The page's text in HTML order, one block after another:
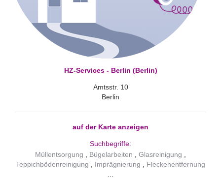
HZ-Services - Berlin (Berlin)
Amtsstr. 10
Berlin
auf der Karte anzeigen
Suchbegriffe:
Müllentsorgung
Bügelarbeiten
Glasreinigung
Teppichbödenreinigung
Imprägnierung Fleckenentfernung